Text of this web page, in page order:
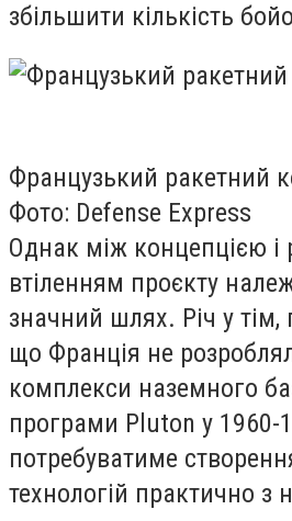
збільшити кількість
Французький ракетний
Фото: Defense Express
Однак між концепцією і
втіленням проєкту
значний шлях. Річ у тім,
що Франція не
комплекси наземного
програми Pluton у 1960-
потребуватиме
технологій практично з